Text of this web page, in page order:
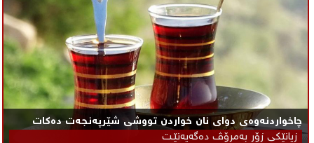
چاخواردنەوەی دوای نان خواردن تووشی شێرپه‌نجه‌ت ده‌كات
زیانێكی زۆر به‌مرۆڤ ده‌گه‌یه‌نێـت